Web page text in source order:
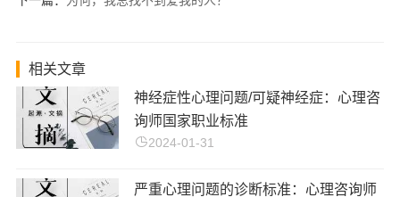
相关文章
神经症性心理问题/可疑神经症：心理咨
询师国家职业标准
2024-01-31
严重心理问题的诊断标准：心理咨询师